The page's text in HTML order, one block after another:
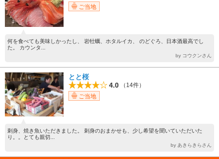
ご当地
何を食べても美味しかったし、 岩牡蠣、ホタルイカ、 のどぐろ、日本酒最高でし
た。 カウンタ...
by コウクンさん
とと桜
4.0
（14件）
ご当地
刺身、焼き魚いただきました。 刺身のおまかせも、少し希望を聞いていただいた
り。。とても親切...
by あきらきらさん